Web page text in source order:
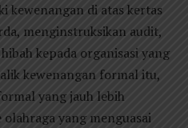
kewenangan di atas kertas
menginstruksikan audit,
kepada organisasi yang
kewenangan formal itu,
yang jauh lebih
yang menguasai